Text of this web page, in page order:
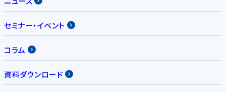
セミナー・イベント
コラム
資料ダウンロード